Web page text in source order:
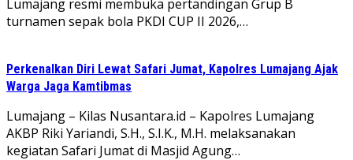
Lumajang resmi membuka pertandingan Grup B
turnamen sepak bola PKDI CUP II 2026,…
Perkenalkan Diri Lewat Safari Jumat, Kapolres Lumajang Ajak
Warga Jaga Kamtibmas
Lumajang – Kilas Nusantara.id – Kapolres Lumajang
AKBP Riki Yariandi, S.H., S.I.K., M.H. melaksanakan
kegiatan Safari Jumat di Masjid Agung…